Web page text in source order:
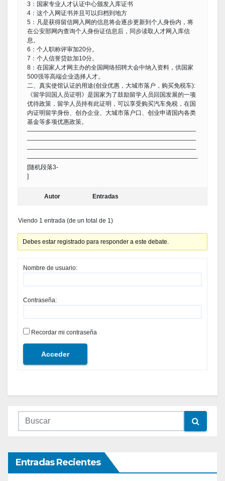
3：国家专业人才认证中心颁发入库证书
4：这个入网证书并且可以归档到地方
5：凡是获得留信网入网的信息将会逐步更新到个人身份内，将
在公安部网内查询个人身份证信息后，同步读取人才网入库信
息。
6：个人职称评审加20分。
7：个人信誉贷款加10分。
8：在国家人才网主办的全国网络招聘大会中纳入资料，供国家
500强等高端企业选择人才。
二、真实使馆认证的用途(创业优惠，大城市落户，购买免税车):
《留学回国人员证明》是国家为了鼓励留学人员回国发展的一项
优待政策，留学人员持有此证明，可以享受购买汽车免税，在国
内证明留学身份、创办企业、大城市落户口、创业申请国内各类
基金等多项优惠政策。
————————————————————————————
————————————————————————————
————————————————————————————
————————————————————————————-
[随机段落3-
]
Autor Entradas
Viendo 1 entrada (de un total de 1)
Debes estar registrado para responder a este debate.
Nombre de usuario:
Contraseña:
Recordar mi contraseña
Acceder
Entradas Recientes